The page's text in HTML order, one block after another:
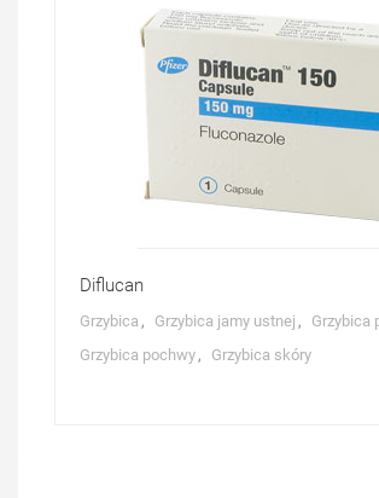
Kup produkt
Diflucan
Grzybica , Grzybica jamy ustnej , Grzybica
Grzybica pochwy , Grzybica skóry